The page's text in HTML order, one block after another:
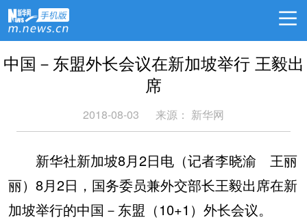
中国－东盟外长会议在新加坡举行 王毅出
席
2018-08-03 来源： 新华网
新华社新加坡8月2日电（记者李晓渝 王丽
丽）8月2日，国务委员兼外交部长王毅出席在新
加坡举行的中国－东盟（10+1）外长会议。